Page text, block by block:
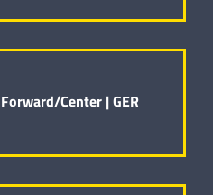
Forward/Center |GER